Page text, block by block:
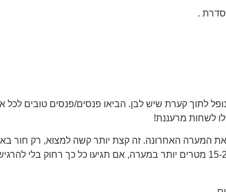
שבו נכנסים למערות. אורך המערה המרכזית כ-70 מ' ומובילה למפל הנופל לתוך קערת שיש לבן. הביאו פנסים/פנסים
לשחות מרעננת!
ובפסגה, רק כ-50 מטרים יותר למעלה, אולי תמצאו את המערה האחרונה. זה קצת יותר קשה למצוא, רק
מערה הדוקה הרבה יותר עם מעט מאוד אור יום. אתה לא יכול ללכת ישר, ועלול להתלכלך קצת. זה כן הולך ומתרחב 15-20 מטרים יותר במערה, אם תגיעו כל כך רחוק